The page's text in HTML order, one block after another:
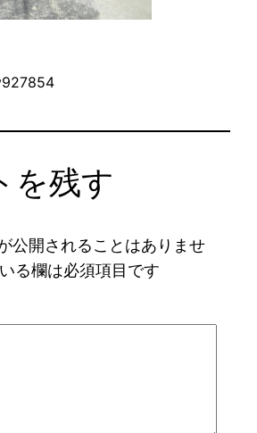
を残す
公開されることはありませ
る欄は必須項目です